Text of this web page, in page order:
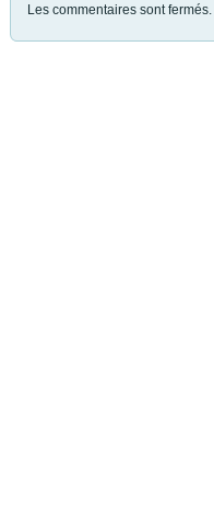
Les commentaires sont fermés.